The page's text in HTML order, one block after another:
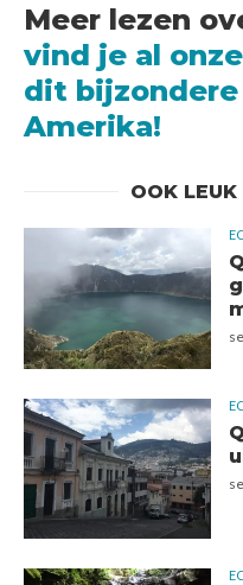
Meer lezen
vind je al
dit
Amerika!
OOK